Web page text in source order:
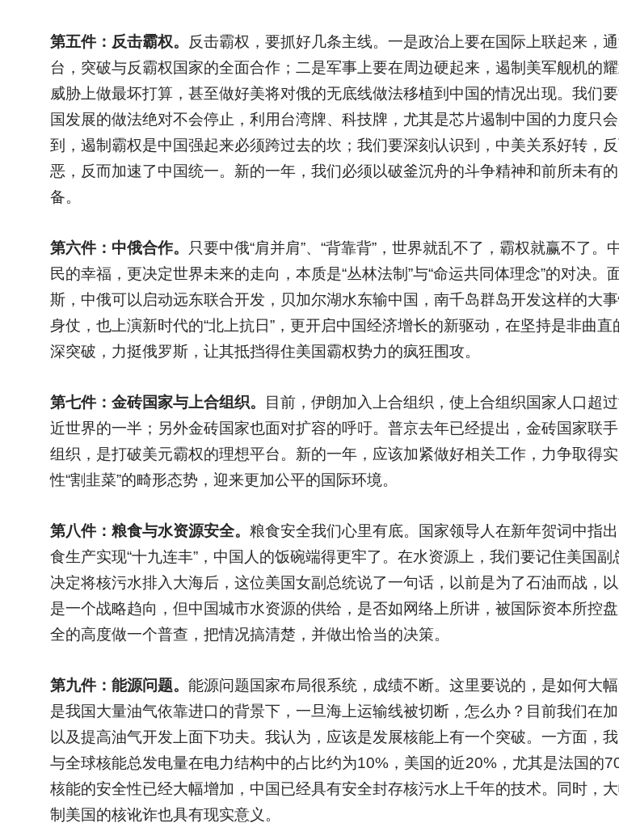
第五件：反击霸权。 反击霸权，要抓好几条主线。一是政治上要在国际上联起来，
台，突破与反霸权国家的全面合作；二是军事上要在周边硬起来，遏制美军舰机的
威胁上做最坏打算，甚至做好美将对俄的无底线做法移植到中国的情况出现。我们
国发展的做法绝对不会停止，利用台湾牌、科技牌，尤其是芯片遏制中国的力度只
到，遏制霸权是中国强起来必须跨过去的坎；我们要深刻认识到，中美关系好转，
恶，反而加速了中国统一。新的一年，我们必须以破釜沉舟的斗争精神和前所未有
备。
第六件：中俄合作。
只要中俄“肩并肩”、“背靠背”，世界就乱不了，霸权就赢不了。
民的幸福，更决定世界未来的走向，本质是“丛林法制”与“命运共同体理念”的对决。
斯，中俄可以启动远东联合开发，贝加尔湖水东输中国，南千岛群岛开发这样的大
身仗，也上演新时代的“北上抗日”，更开启中国经济增长的新驱动，在坚持是非曲直
深突破，力挺俄罗斯，让其抵挡得住美国霸权势力的疯狂围攻。
第七件：金砖国家与上合组织。
目前，伊朗加入上合组织，使上合组织国家人口超
近世界的一半；另外金砖国家也面对扩容的呼吁。普京去年已经提出，金砖国家联
组织，是打破美元霸权的理想平台。新的一年，应该加紧做好相关工作，力争取得
性“割韭菜”的畸形态势，迎来更加公平的国际环境。
第八件：粮食与水资源安全。 粮食安全我们心里有底。国家领导人在新年贺词中指
食生产实现“十九连丰”，中国人的饭碗端得更牢了。在水资源上，我们要记住美国
决定将核污水排入大海后，这位美国女副总统说了一句话，以前是为了石油而战，
是一个战略趋向，但中国城市水资源的供给，是否如网络上所讲，被国际资本所控
全的高度做一个普查，把情况搞清楚，并做出恰当的决策。
第九件：能源问题。 能源问题国家布局很系统，成绩不断。这里要说的，是如何大
是我国大量油气依靠进口的背景下，一旦海上运输线被切断，怎么办？目前我们在
以及提高油气开发上面下功夫。我认为，应该是发展核能上有一个突破。一方面，
与全球核能总发电量在电力结构中的占比约为10%，美国的近20%，尤其是法国的
核能的安全性已经大幅增加，中国已经具有安全封存核污水上千年的技术。同时，
制美国的核讹诈也具有现实意义。